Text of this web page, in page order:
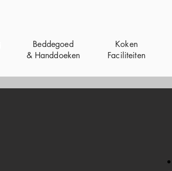
Beddegoed
& Handdoeken
Koken
Faciliteiten